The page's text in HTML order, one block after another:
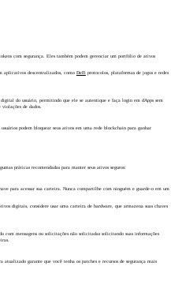
com segurança. Eles também podem gerenciar um portfólio de ativos
aplicativos descentralizados, como DeFi
protocolos, plataformas de jogos e redes
do usuário, permitindo que ele se autentique e faça login em dApps sem
de dados.
podem bloquear seus ativos em uma rede blockchain para ganhar
práticas recomendadas para manter seus ativos seguros:
para acessar sua carteira. Nunca compartilhe com ninguém e guarde-o em um
digitais, considere usar uma carteira de hardware, que armazena suas chaves
com mensagens ou solicitações não solicitadas solicitando suas informações
garante que você tenha os patches e recursos de segurança mais